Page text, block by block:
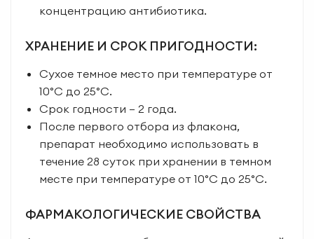
концентрацию антибиотика.
ХРАНЕНИЕ И СРОК ПРИГОДНОСТИ:
Сухое темное место при температуре от
10°C до 25°C.
Срок годности – 2 года.
После первого отбора из флакона,
препарат необходимо использовать в
течение 28 суток при хранении в темном
месте при температуре от 10°C до 25°C.
ФАРМАКОЛОГИЧЕСКИЕ СВОЙСТВА